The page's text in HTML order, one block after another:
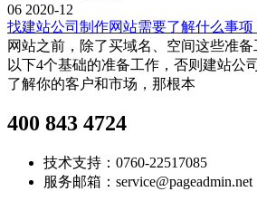
06 2020-12
找建站公司制作网站需要了解什么事项
网站之前，除了买域名、空间这些准
以下4个基础的准备工作，否则建站公
了解你的客户和市场，那根本
400 843 4724
技术支持：0760-22517085
服务邮箱：service@pageadmin.net